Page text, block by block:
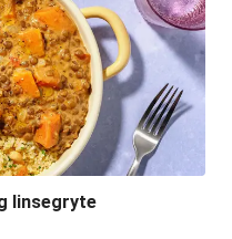
linsegryte